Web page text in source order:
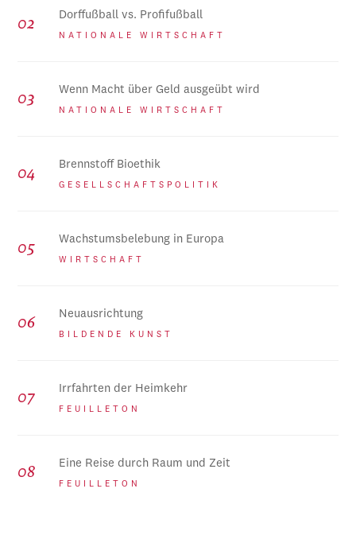
Dorffußball vs. Profifußball
NATIONALE WIRTSCHAFT
Wenn Macht über Geld ausgeübt wird
NATIONALE WIRTSCHAFT
Brennstoff Bioethik
GESELLSCHAFTSPOLITIK
Wachstumsbelebung in Europa
WIRTSCHAFT
Neuausrichtung
BILDENDE KUNST
Irrfahrten der Heimkehr
FEUILLETON
Eine Reise durch Raum und Zeit
FEUILLETON